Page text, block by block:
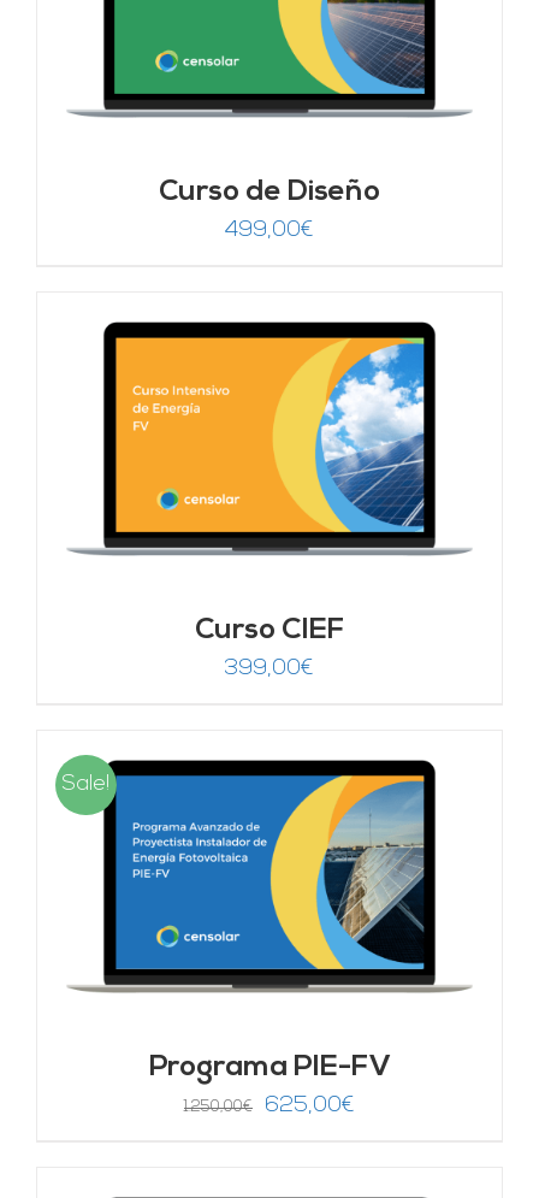
Curso de Diseño
499,00€
Curso CIEF
399,00€
Sale!
Programa PIE-FV
1.250,00€
El
625,00€